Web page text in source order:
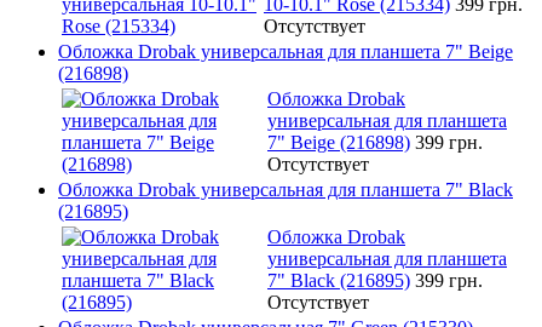
Отсутствует
Обложка Drobak универсальная для планшета 7" Beige
(216898)
Обложка Drobak
универсальная для планшета
7" Beige (216898) 399 грн.
Отсутствует
Обложка Drobak универсальная для планшета 7" Black
(216895)
Обложка Drobak
универсальная для планшета
7" Black (216895) 399 грн.
Отсутствует